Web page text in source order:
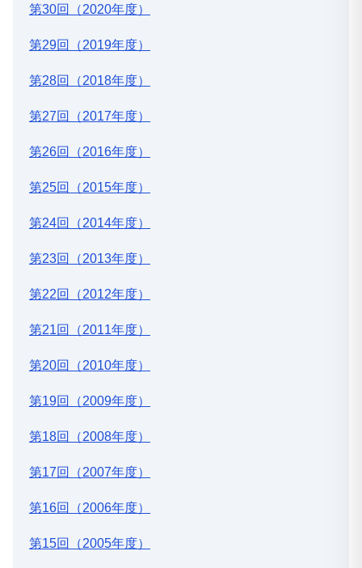
第30回（2020年度）
第29回（2019年度）
第28回（2018年度）
第27回（2017年度）
第26回（2016年度）
第25回（2015年度）
第24回（2014年度）
第23回（2013年度）
第22回（2012年度）
第21回（2011年度）
第20回（2010年度）
第19回（2009年度）
第18回（2008年度）
第17回（2007年度）
第16回（2006年度）
第15回（2005年度）